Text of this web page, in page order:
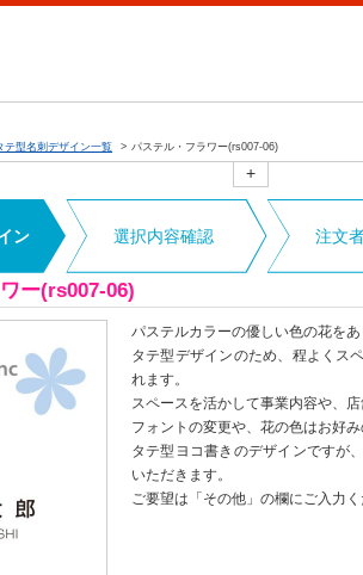
テ型名刺デザイン一覧 パステル・フラワー(rs007-06)
+
ン 選択内容確認 注文
ー(rs007-06)
パステルカラーの優しい色の花をあ
タテ型デザインのため、程よくス
れます。
スペースを活かして事業内容や、
フォントの変更や、花の色はお好み
タテ型ヨコ書きのデザインですが
いただきます。
ご要望は「その他」の欄にご入力く